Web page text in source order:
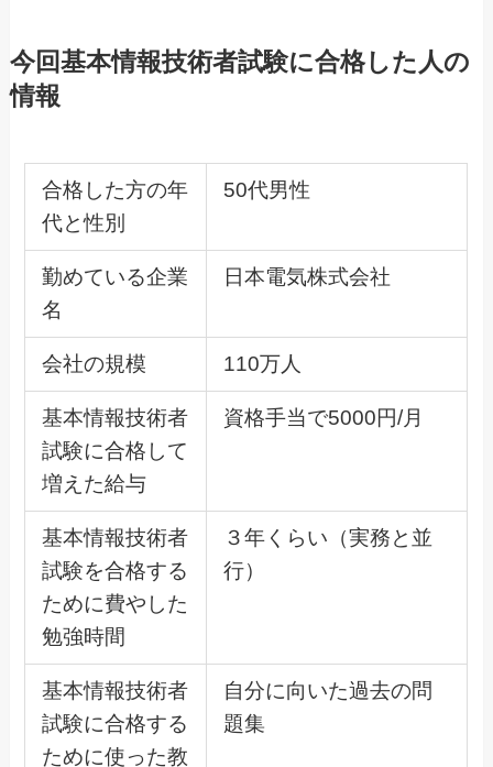
今回基本情報技術者試験に合格した人の
情報
合格した方の年
代と性別
50代男性
勤めている企業
名
日本電気株式会社
会社の規模 110万人
基本情報技術者
試験に合格して
増えた給与
資格手当で5000円/月
基本情報技術者
試験を合格する
ために費やした
勉強時間
３年くらい（実務と並
行）
基本情報技術者
試験に合格する
ために使った教
自分に向いた過去の問
題集